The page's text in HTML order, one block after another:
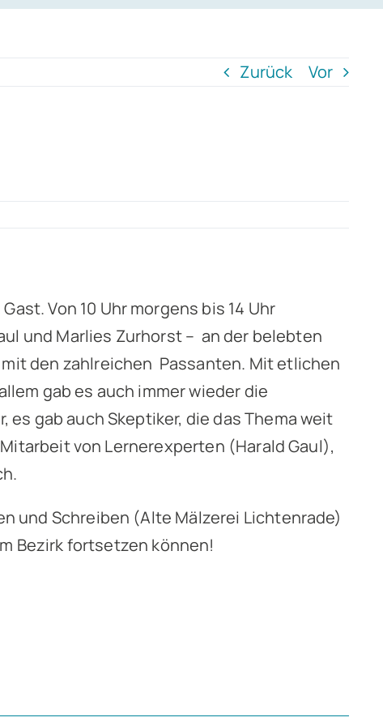
Zurück Vor
Von 10 Uhr morgens bis 14 Uhr
und Marlies Zurhorst – an der belebten
den zahlreichen Passanten. Mit etlichen
gab es auch immer wieder die
gab auch Skeptiker, die das Thema weit
von Lernerexperten (Harald Gaul),
und Schreiben (Alte Mälzerei Lichtenrade)
Bezirk fortsetzen können!